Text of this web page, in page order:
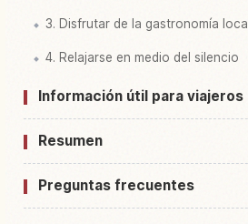
3. Disfrutar de la gastronomía local
4. Relajarse en medio del silencio
Información útil para viajeros
Resumen
Preguntas frecuentes